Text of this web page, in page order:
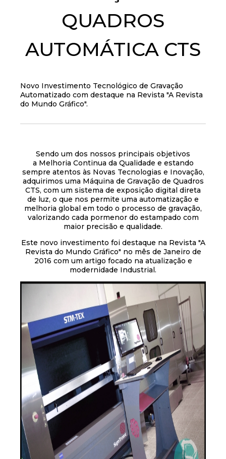
QUADROS
AUTOMÁTICA CTS
Novo Investimento Tecnológico de Gravação
Automatizado com destaque na Revista "A Revista
do Mundo Gráfico".
Sendo um dos nossos principais objetivos
a Melhoria Continua da Qualidade e estando
sempre atentos às Novas Tecnologias e Inovação,
adquirimos uma Máquina de Gravação de Quadros
CTS, com um sistema de exposição digital direta
de luz, o que nos permite uma automatização e
melhoria global em todo o processo de gravação,
valorizando cada pormenor do estampado com
maior precisão e qualidade.
Este novo investimento foi destaque na Revista "A
Revista do Mundo Gráfico" no mês de Janeiro de
2016 com um artigo focado na atualização e
modernidade Industrial.